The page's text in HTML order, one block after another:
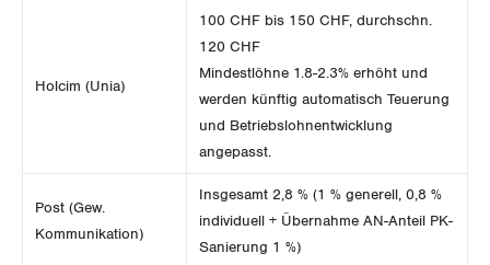
Schaffhausen
St. Gallen-Appenzell
Holcim (Unia)
100 CHF bis 150 CHF, durchschn.
120 CHF
Mindestlöhne 1.8-2.3% erhöht und
werden künftig automatisch Teuerung
und Betriebslohnentwicklung
angepasst.
Post (Gew.
Kommunikation)
Insgesamt 2,8 % (1 % generell, 0,8 %
individuell + Übernahme AN-Anteil PK-
Sanierung 1 %)